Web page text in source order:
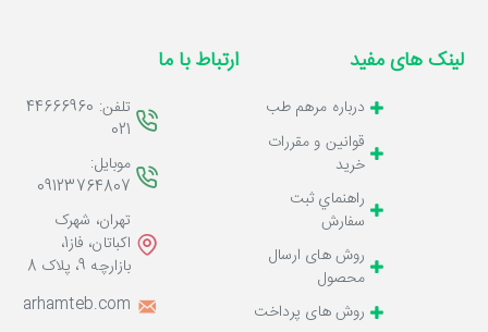
لینک های مفید
درباره مرهم طب
قوانين و مقررات
خرید
راهنماي ثبت
سفارش
روش های ارسال
محصول
روش های پرداخت
ارتباط با ما
تلفن: 44666960
021
موبایل:
09123764807
تهران، شهرک
اکباتان، فاز1،
بازارچه 9، پلاک 8